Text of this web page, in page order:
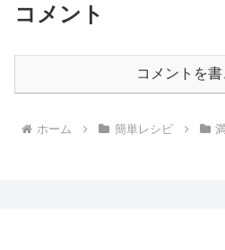
コメント
コメントを
ホーム 簡単レシピ